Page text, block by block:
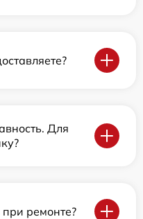
Для
ремонте?